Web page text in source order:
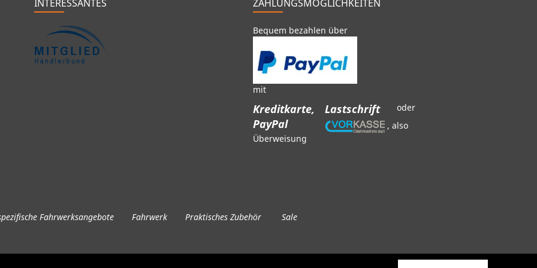
INTERESSANTES ZAHLUNGSMÖGLICHKEITEN
Bequem bezahlen über
mit
Kreditkarte,
Lastschrift
PayPal
oder
, also
Überweisung
Fahrwerksangebote Fahrwerk Praktisches Zubehör Sale